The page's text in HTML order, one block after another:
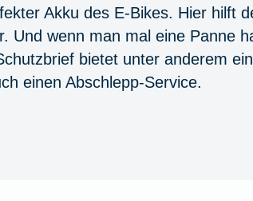
Akku des E-Bikes. Hier hilft
Und wenn man mal eine Panne
bietet unter anderem
einen Abschlepp-Service.